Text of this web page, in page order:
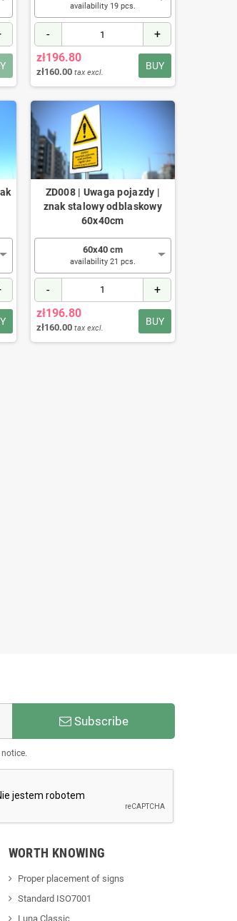
availability 19 pcs.
- +
BUY
zł196.80
zł160.00 tax excl.
ZD008 | Uwaga pojazdy |
znak stalowy odblaskowy
60x40cm
60x40 cm
availability 21 pcs.
- +
BUY
zł196.80
zł160.00 tax excl.
Subscribe
WORTH KNOWING
Proper placement of signs
Standard ISO7001
Luna Classic